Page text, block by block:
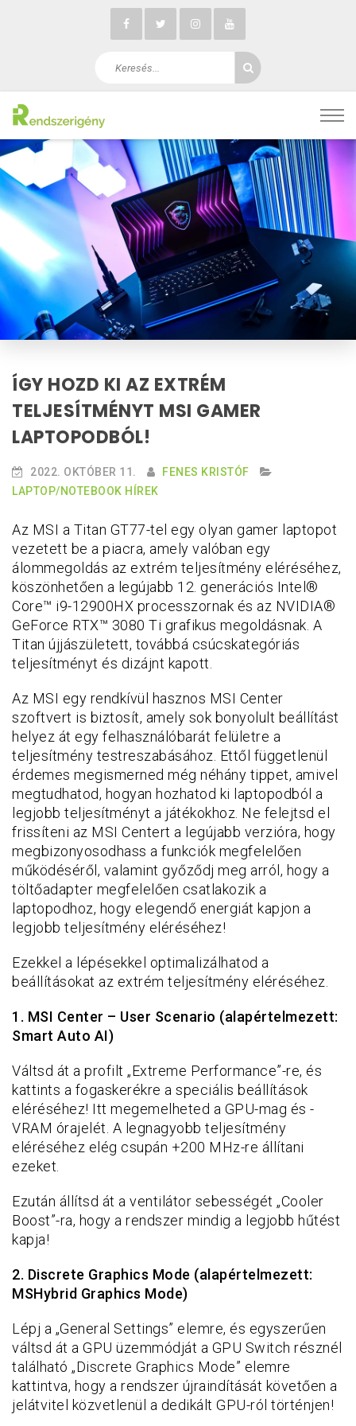
ÍGY HOZD KI AZ EXTRÉM
TELJESÍTMÉNYT MSI GAMER
LAPTOPODBÓL!
2022. OKTÓBER 11.
FENES KRISTÓF
LAPTOP/NOTEBOOK HÍREK
Az MSI a Titan GT77-tel egy olyan gamer laptopot
vezetett be a piacra, amely valóban egy
álommegoldás az extrém teljesítmény eléréséhez,
köszönhetően a legújabb 12. generációs Intel®
Core™ i9-12900HX processzornak és az NVIDIA®
GeForce RTX™ 3080 Ti grafikus megoldásnak. A
Titan újjászületett, továbbá csúcskategóriás
teljesítményt és dizájnt kapott.
Az MSI egy rendkívül hasznos MSI Center
szoftvert is biztosít, amely sok bonyolult beállítást
helyez át egy felhasználóbarát felületre a
teljesítmény testreszabásához. Ettől függetlenül
érdemes megismerned még néhány tippet, amivel
megtudhatod, hogyan hozhatod ki laptopodból a
legjobb teljesítményt a játékokhoz. Ne felejtsd el
frissíteni az MSI Centert a legújabb verzióra, hogy
megbizonyosodhass a funkciók megfelelően
működéséről, valamint győződj meg arról, hogy a
töltőadapter megfelelően csatlakozik a
laptopodhoz, hogy elegendő energiát kapjon a
legjobb teljesítmény eléréséhez!
Ezekkel a lépésekkel optimalizálhatod a
beállításokat az extrém teljesítmény eléréséhez.
1. MSI Center – User Scenario (alapértelmezett:
Smart Auto AI)
Váltsd át a profilt „Extreme Performance”-re, és
kattints a fogaskerékre a speciális beállítások
eléréséhez! Itt megemelheted a GPU-mag és -
VRAM órajelét. A legnagyobb teljesítmény
eléréséhez elég csupán +200 MHz-re állítani
ezeket.
Ezután állítsd át a ventilátor sebességét „Cooler
Boost”-ra, hogy a rendszer mindig a legjobb hűtést
kapja!
2. Discrete Graphics Mode (alapértelmezett:
MSHybrid Graphics Mode)
Lépj a „General Settings” elemre, és egyszerűen
váltsd át a GPU üzemmódját a GPU Switch résznél
található „Discrete Graphics Mode” elemre
kattintva, hogy a rendszer újraindítását követően a
jelátvitel közvetlenül a dedikált GPU-ról történjen!